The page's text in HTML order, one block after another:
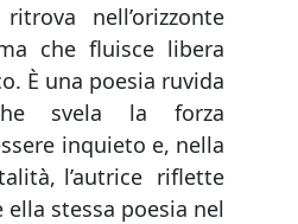
nell’orizzonte
che fluisce libera
È una poesia ruvida
svela la forza
inquieto e, nella
l’autrice riflette
stessa poesia nel